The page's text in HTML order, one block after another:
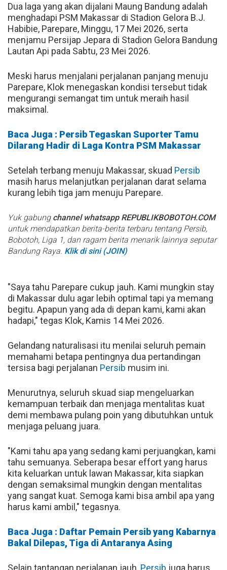
Dua laga yang akan dijalani Maung Bandung adalah
menghadapi PSM Makassar di Stadion Gelora B.J.
Habibie, Parepare, Minggu, 17 Mei 2026, serta
menjamu Persijap Jepara di Stadion Gelora Bandung
Lautan Api pada Sabtu, 23 Mei 2026.
Meski harus menjalani perjalanan panjang menuju
Parepare, Klok menegaskan kondisi tersebut tidak
mengurangi semangat tim untuk meraih hasil
maksimal.
Baca Juga : Persib Tegaskan Suporter Tamu
Dilarang Hadir di Laga Kontra PSM Makassar
Setelah terbang menuju Makassar, skuad Persib
masih harus melanjutkan perjalanan darat selama
kurang lebih tiga jam menuju Parepare.
Yuk gabung channel whatsapp REPUBLIKBOBOTOH.COM
untuk mendapatkan berita-berita terbaru tentang Persib,
Bobotoh, Liga 1, dan ragam berita menarik lainnya seputar
Bandung Raya. Klik di sini (JOIN)
"Saya tahu Parepare cukup jauh. Kami mungkin stay
di Makassar dulu agar lebih optimal tapi ya memang
begitu. Apapun yang ada di depan kami, kami akan
hadapi," tegas Klok, Kamis 14 Mei 2026.
Gelandang naturalisasi itu menilai seluruh pemain
memahami betapa pentingnya dua pertandingan
tersisa bagi perjalanan Persib musim ini.
Menurutnya, seluruh skuad siap mengeluarkan
kemampuan terbaik dan menjaga mentalitas kuat
demi membawa pulang poin yang dibutuhkan untuk
menjaga peluang juara.
"Kami tahu apa yang sedang kami perjuangkan, kami
tahu semuanya. Seberapa besar effort yang harus
kita keluarkan untuk lawan Makassar, kita siapkan
dengan semaksimal mungkin dengan mentalitas
yang sangat kuat. Semoga kami bisa ambil apa yang
harus kami ambil," tegasnya.
Baca Juga : Daftar Pemain Persib yang Kabarnya
Bakal Dilepas, Tiga di Antaranya Asing
Selain tantangan perjalanan jauh, Persib juga harus